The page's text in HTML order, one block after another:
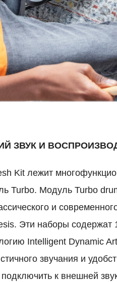
ЗВУК И
Kit лежит
Turbo. Модуль Turbo
и
Эти наборы содержат
Intelligent Dynamic
звучания и
к внешней